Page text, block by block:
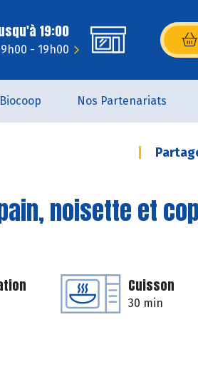
19:00
- 19h00 (s’ouvre
Biocoop Nos Partenariats
noisette et
Cuisson
30 min